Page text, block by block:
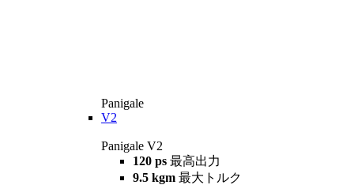
Panigale
V2
Panigale V2
120 ps 最高出力
9.5 kgm 最大トルク